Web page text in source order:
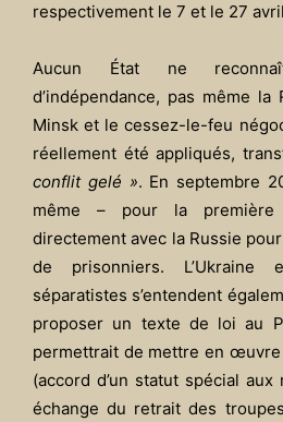
respectivement le 7 et le 27
Aucun État ne
d’indépendance, pas même
Minsk et le cessez-le-feu
réellement été appliqués,
conflit gelé ». En septembre
même – pour la première
directement avec la Russie
de prisonniers. L’Ukraine
séparatistes s’entendent
proposer un texte de loi au
permettrait de mettre en œuvre
(accord d’un statut spécial
échange du retrait des